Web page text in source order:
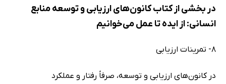
در بخشی از کتاب کانون‌های ارزیابی و توسعه منابع
انسانی: از ایده تا عمل می‌خوانیم
8- تمرینات ارزیابی
در کانون‌های ارزیابی و توسعه، صرفاً رفتار و عملکرد